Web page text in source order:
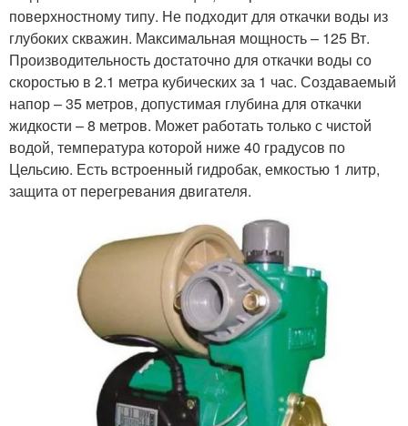
поверхностному типу. Не подходит для откачки воды из
глубоких скважин. Максимальная мощность – 125 Вт.
Производительность достаточно для откачки воды со
скоростью в 2.1 метра кубических за 1 час. Создаваемый
напор – 35 метров, допустимая глубина для откачки
жидкости – 8 метров. Может работать только с чистой
водой, температура которой ниже 40 градусов по
Цельсию. Есть встроенный гидробак, емкостью 1 литр,
защита от перегревания двигателя.